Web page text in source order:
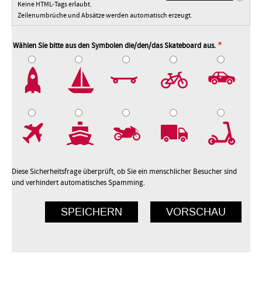
Keine HTML-Tags erlaubt.
Zeilenumbrüche und Absätze werden automatisch erzeugt.
Wählen Sie bitte aus den Symbolen die/den/das Skateboard aus.
Diese Sicherheitsfrage überprüft, ob Sie ein menschlicher Besucher sind
und verhindert automatisches Spamming.